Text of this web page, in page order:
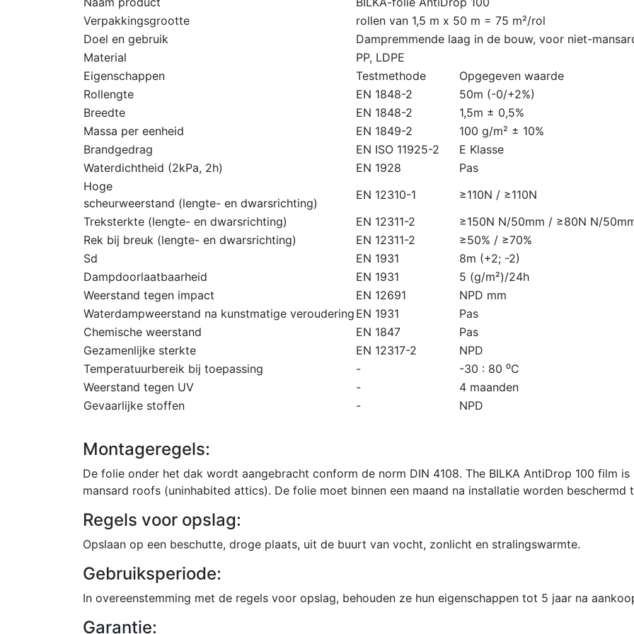
Verpakkingsgrootte
rollen van 1,5 m x 50 m = 75 m²/rol
Doel en gebruik
Dampremmende laag in de bouw, voor niet-
Material
PP, LDPE
Eigenschappen
Testmethode
Opgegeven waarde
Rollengte
EN 1848-2
50m (-0/+2%)
Breedte
EN 1848-2
1,5m ± 0,5%
Massa per eenheid
EN 1849-2
100 g/m² ± 10%
Brandgedrag
EN ISO 11925-2
E Klasse
Waterdichtheid (2kPa, 2h)
EN 1928
Pas
Hoge
scheurweerstand (lengte- en dwarsrichting)
EN 12310-1
≥110N / ≥110N
Treksterkte (lengte- en dwarsrichting)
EN 12311-2
≥150N N/50mm / ≥80N N/
Rek bij breuk (lengte- en dwarsrichting)
EN 12311-2
≥50% / ≥70%
Sd
EN 1931
8m (+2; -2)
Dampdoorlaatbaarheid
EN 1931
5 (g/m²)/24h
Weerstand tegen impact
EN 12691
NPD mm
Waterdampweerstand na kunstmatige veroudering EN 1931
Pas
Chemische weerstand
EN 1847
Pas
Gezamenlijke sterkte
EN 12317-2
NPD
Temperatuurbereik bij toepassing
-
-30 : 80 ⁰C
Weerstand tegen UV
-
4 maanden
Gevaarlijke stoffen
- NPD
Montageregels:
De folie onder het dak wordt aangebracht conform de norm DIN 4108. The BILKA AntiDrop 100 film
mansard roofs (uninhabited attics). De folie moet binnen een maand na installatie worden
Regels voor opslag:
Opslaan op een beschutte, droge plaats, uit de buurt van vocht, zonlicht en stralingswarmte.
Gebruiksperiode:
In overeenstemming met de regels voor opslag, behouden ze hun eigenschappen tot 5 jaar na
Garantie: